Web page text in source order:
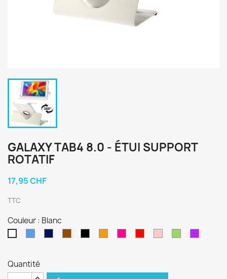
GALAXY TAB4 8.0 - ÉTUI SUPPORT
ROTATIF
17,95 CHF
TTC
Couleur : Blanc
Quantité